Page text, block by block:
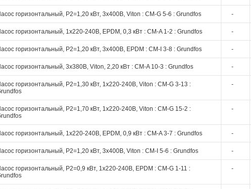
горизонтальный, P2=1,20 кВт, 3х400В, Viton : CM-G 5-6 : Grundfos -
горизонтальный, 1х220-240В, EPDM, 0,3 кВт : CM-A 1-2 : Grundfos -
горизонтальный, P2=1,20 кВт, 3х400В, EPDM : CM-I 3-8 : Grundfos -
горизонтальный, 3х380В, Viton, 2,20 кВт : CM-A 10-3 : Grundfos -
горизонтальный, P2=1,30 кВт, 1х220-240В, Viton : CM-G 3-13 :
-
горизонтальный, P2=1,70 кВт, 1х220-240В, Viton : CM-G 15-2 :
-
горизонтальный, 1х220-240В, EPDM, 0,9 кВт : CM-A 3-7 : Grundfos -
горизонтальный, P2=1,20 кВт, 3х400В, Viton : CM-I 5-6 : Grundfos -
горизонтальный, P2=0,9 кВт, 1х220-240В, EPDM : CM-G 1-11 :
-